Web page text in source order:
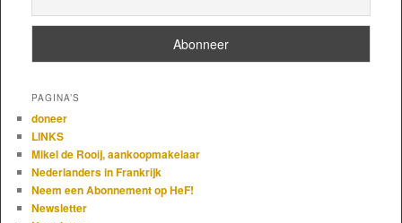
PAGINA’S
doneer
LINKS
Mikel de Rooij, aankoopmakelaar
Nederlanders in Frankrijk
Neem een Abonnement op HeF!
Newsletter